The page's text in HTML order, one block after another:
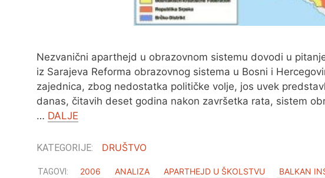
Nezvanični aparthejd u obrazovnom sistemu dovodi u
iz Sarajeva Reforma obrazovnog sistema u Bosni i
zajednica, zbog nedostatka političke volje, jos uvek
danas, čitavih deset godina nakon završetka rata, sistem
… DALJE
DRUŠTVO
2006 ANALIZA APARTHEJD U ŠKOLSTVU BALKAN